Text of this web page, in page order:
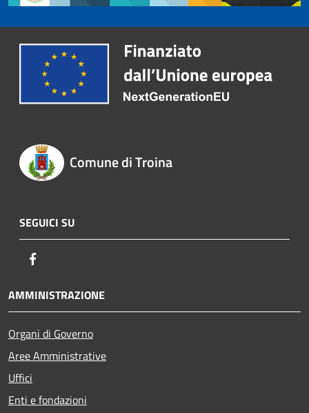
Comune di Troina
SEGUICI SU
AMMINISTRAZIONE
Organi di Governo
Aree Amministrative
Uffici
Enti e fondazioni